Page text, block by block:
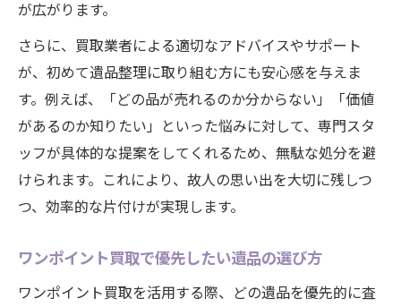
が広がります。
さらに、買取業者による適切なアドバイスやサポート
が、初めて遺品整理に取り組む方にも安心感を与えま
す。例えば、「どの品が売れるのか分からない」「価値
があるのか知りたい」といった悩みに対して、専門スタ
ッフが具体的な提案をしてくれるため、無駄な処分を避
けられます。これにより、故人の思い出を大切に残しつ
つ、効率的な片付けが実現します。
ワンポイント買取で優先したい遺品の選び方
ワンポイント買取を活用する際、どの遺品を優先的に査